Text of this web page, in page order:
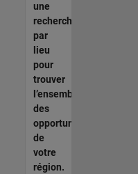
une
recherche
par
lieu
pour
trouver
l’ensemble
des
opportunités
de
votre
région.